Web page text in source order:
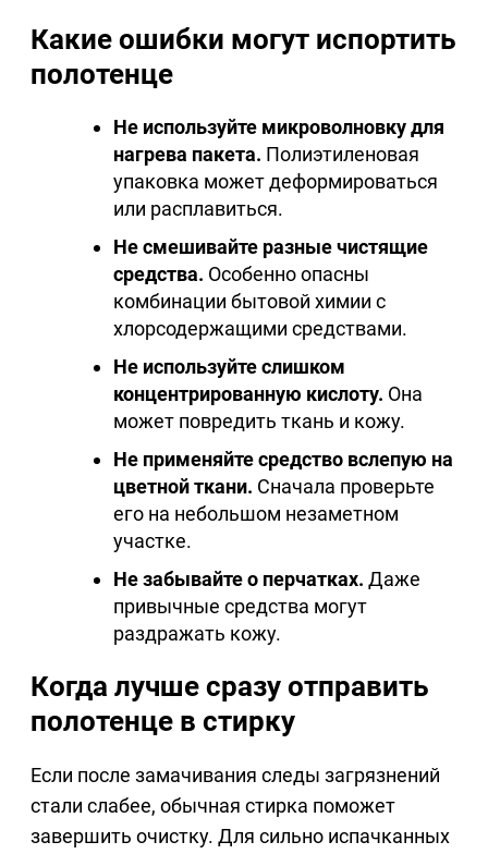
Какие ошибки могут испортить
полотенце
Не используйте микроволновку для
нагрева пакета. Полиэтиленовая
упаковка может деформироваться
или расплавиться.
Не смешивайте разные чистящие
средства. Особенно опасны
комбинации бытовой химии с
хлорсодержащими средствами.
Не используйте слишком
концентрированную кислоту. Она
может повредить ткань и кожу.
Не применяйте средство вслепую на
цветной ткани. Сначала проверьте
его на небольшом незаметном
участке.
Не забывайте о перчатках. Даже
привычные средства могут
раздражать кожу.
Когда лучше сразу отправить
полотенце в стирку
Если после замачивания следы загрязнений
стали слабее, обычная стирка поможет
завершить очистку. Для сильно испачканных